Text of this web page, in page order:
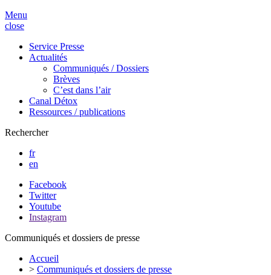
Menu
close
Service Presse
Actualités
Communiqués / Dossiers
Brèves
C’est dans l’air
Canal Détox
Ressources / publications
Rechercher
fr
en
Facebook
Twitter
Youtube
Instagram
Communiqués et dossiers de presse
Accueil
> Communiqués et dossiers de presse